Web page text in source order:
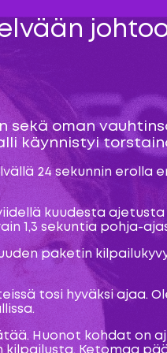
oman
käynnistyi
24 sekunnin
kuudesta
1,3 sekuntia pohja-
paketin
tosi hyväksi ajaa.
Huonot kohdat on
kilpailusta, Ketomaa